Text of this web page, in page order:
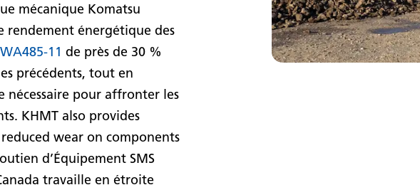
mécanique Komatsu
rendement énergétique des
WA485-11 de près de 30 %
précédents, tout en
nécessaire pour affronter les
KHMT also provides
wear on components
d’Équipement SMS
travaille en étroite